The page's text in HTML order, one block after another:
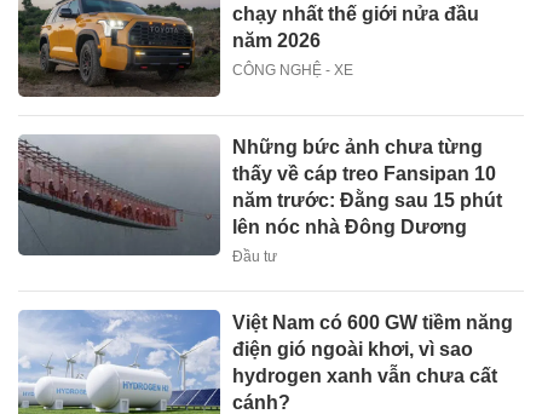
chạy nhất thế giới nửa đầu
năm 2026
CÔNG NGHỆ - XE
Những bức ảnh chưa từng
thấy về cáp treo Fansipan 10
năm trước: Đằng sau 15 phút
lên nóc nhà Đông Dương
Đầu tư
Việt Nam có 600 GW tiềm năng
điện gió ngoài khơi, vì sao
hydrogen xanh vẫn chưa cất
cánh?